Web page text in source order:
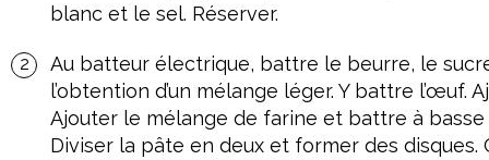
blanc et le sel. Réserver.
Au batteur électrique, battre le beurre, le
l’obtention d’un mélange léger. Y battre
Ajouter le mélange de farine et battre à
Diviser la pâte en deux et former des